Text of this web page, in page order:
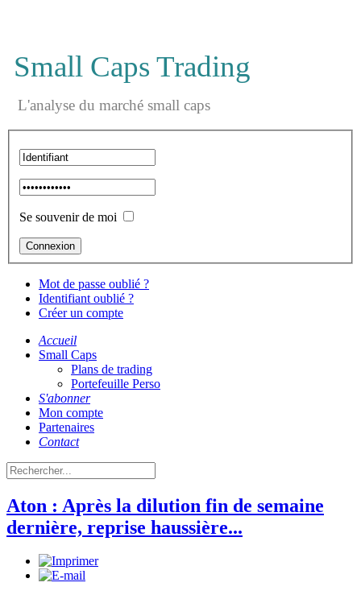
Small Caps Trading
L'analyse du marché small caps
Se souvenir de moi
Mot de passe oublié ?
Identifiant oublié ?
Créer un compte
Accueil
Small Caps
Plans de trading
Portefeuille Perso
S'abonner
Mon compte
Partenaires
Contact
Aton : Après la dilution fin de semaine
dernière, reprise haussière...